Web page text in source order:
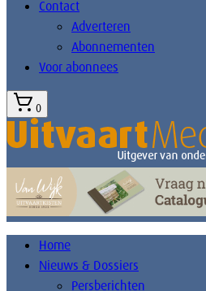
Contact
Adverteren
Abonnementen
Voor abonnees
0
Home
Nieuws & Dossiers
Persberichten